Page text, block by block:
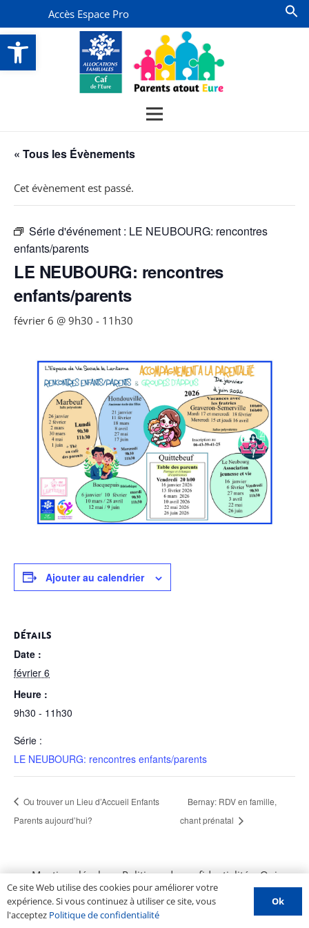
Ouvrir la barre d’outils
Accès Espace Pro
« Tous les Évènements
Cet évènement est passé.
Série d'événement : LE NEUBOURG: rencontres
enfants/parents
LE NEUBOURG: rencontres
enfants/parents
février 6 @ 9h30 - 11h30
Ajouter au calendrier
DÉTAILS
Date :
février 6
Heure :
9h30 - 11h30
Série :
LE NEUBOURG: rencontres enfants/parents
Ou trouver un Lieu d’Accueil Enfants
Parents aujourd’hui?
Bernay: RDV en famille,
chant prénatal
Mentions légales–Politique de confidentialité–Qui
sommes nous ?–Contactez-nous –Espace PROS–
Soumettre un évènement
Ce site Web utilise des cookies pour améliorer votre
expérience. Si vous continuez à utiliser ce site, vous
l'acceptez Politique de confidentialité
Ok